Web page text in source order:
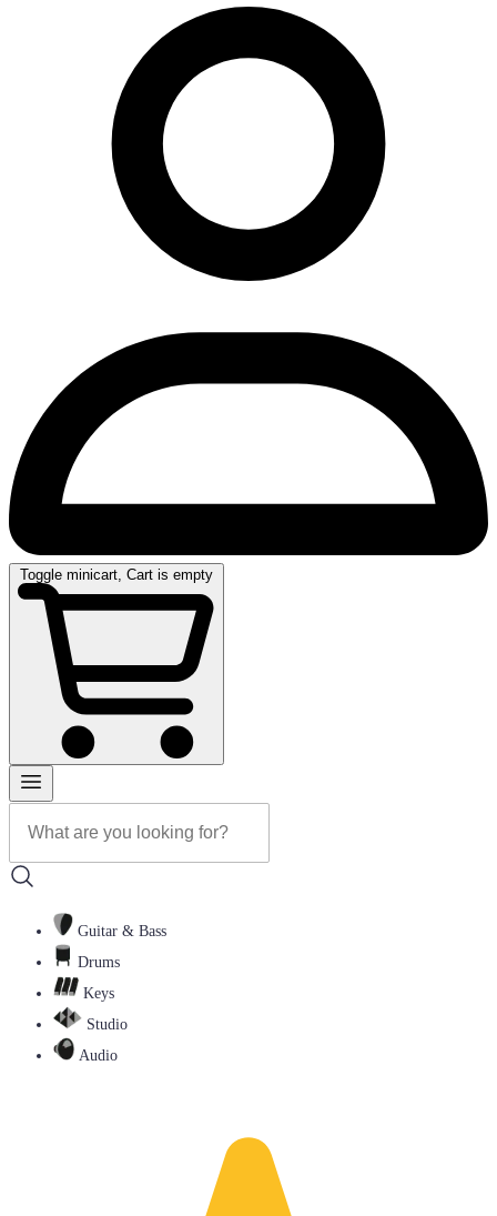
Toggle minicart, Cart is empty
Guitar & Bass
Drums
Keys
Studio
Audio